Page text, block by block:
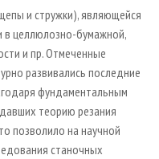
и стружки), являющейся
целлюлозно-бумажной,
и пр. Отмеченные
развивались последние
фундаментальным
теорию резания
позволило на научной
станочных